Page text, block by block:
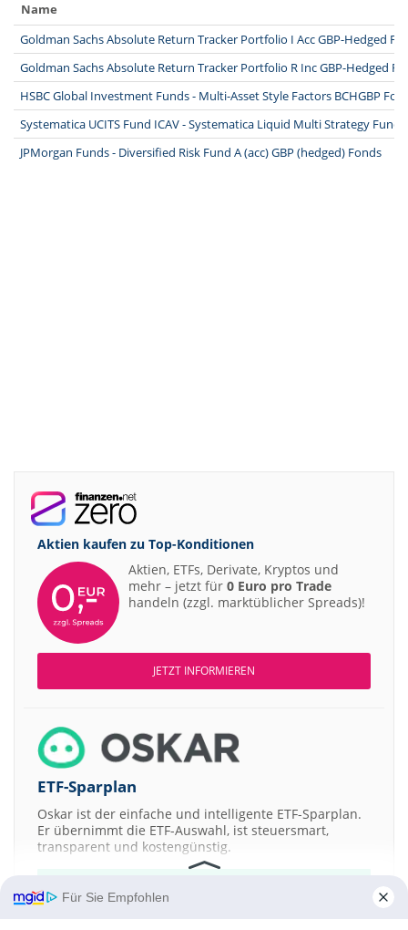
Name
Goldman Sachs Absolute Return Tracker Portfolio I Acc GBP-Hedged
Goldman Sachs Absolute Return Tracker Portfolio R Inc GBP-Hedged
HSBC Global Investment Funds - Multi-Asset Style Factors BCHGBP
Systematica UCITS Fund ICAV - Systematica Liquid Multi Strategy Fund
JPMorgan Funds - Diversified Risk Fund A (acc) GBP (hedged) Fonds
Aktien kaufen zu Top-Konditionen
Aktien, ETFs, Derivate, Kryptos und
mehr – jetzt für 0 Euro pro Trade
handeln (zzgl. marktüblicher Spreads)!
JETZT INFORMIEREN
ETF-Sparplan
Oskar ist der einfache und intelligente ETF-Sparplan.
Er übernimmt die ETF-Auswahl, ist steuersmart,
transparent und kostengünstig.
Für Sie Empfohlen